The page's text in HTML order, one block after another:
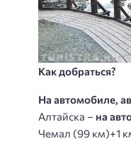
Как добраться?
На автомобиле,
Алтайска – на
Чемал (99 км)+1